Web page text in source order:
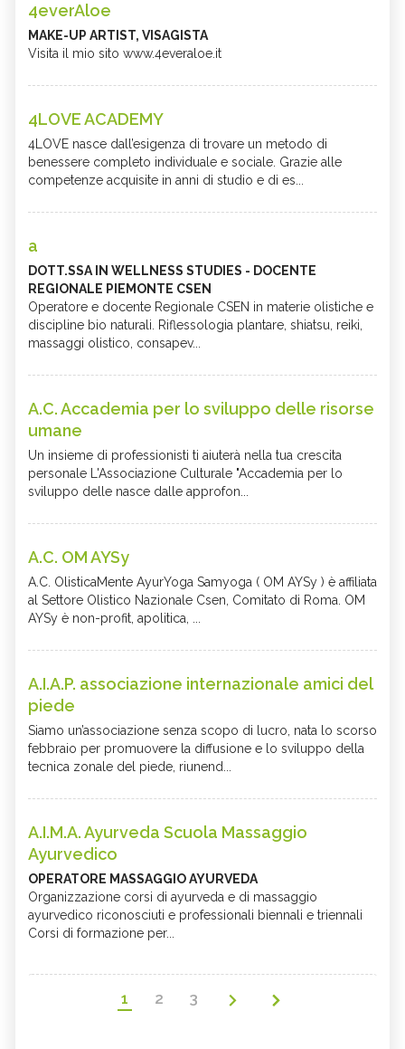
4everAloe
MAKE-UP ARTIST, VISAGISTA
Visita il mio sito www.4everaloe.it
4LOVE ACADEMY
4LOVE nasce dall’esigenza di trovare un metodo di
benessere completo individuale e sociale. Grazie alle
competenze acquisite in anni di studio e di es...
a
DOTT.SSA IN WELLNESS STUDIES - DOCENTE
REGIONALE PIEMONTE CSEN
Operatore e docente Regionale CSEN in materie olistiche e
discipline bio naturali. Riflessologia plantare, shiatsu, reiki,
massaggi olistico, consapev...
A.C. Accademia per lo sviluppo delle risorse
umane
Un insieme di professionisti ti aiuterà nella tua crescita
personale L'Associazione Culturale "Accademia per lo
sviluppo delle nasce dalle approfon...
A.C. OM AYSy
A.C. OlisticaMente AyurYoga Samyoga ( OM AYSy ) è affiliata
al Settore Olistico Nazionale Csen, Comitato di Roma. OM
AYSy è non-profit, apolitica, ...
A.I.A.P. associazione internazionale amici del
piede
Siamo un’associazione senza scopo di lucro, nata lo scorso
febbraio per promuovere la diffusione e lo sviluppo della
tecnica zonale del piede, riunend...
A.I.M.A. Ayurveda Scuola Massaggio
Ayurvedico
OPERATORE MASSAGGIO AYURVEDA
Organizzazione corsi di ayurveda e di massaggio
ayurvedico riconosciuti e professionali biennali e triennali
Corsi di formazione per...
1 2 3